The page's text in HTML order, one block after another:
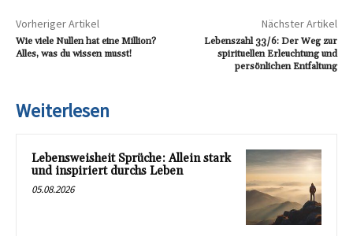
Vorheriger Artikel
Wie viele Nullen hat eine Million?
Alles, was du wissen musst!
Nächster Artikel
Lebenszahl 33/6: Der Weg zur
spirituellen Erleuchtung und
persönlichen Entfaltung
Weiterlesen
Lebensweisheit Sprüche: Allein stark
und inspiriert durchs Leben
05.08.2026